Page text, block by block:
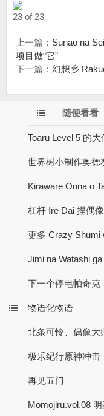
23 of 23
上一篇： Sunao na
项目做“它”
下一篇： 幻想乡
随便看看
Toaru Level 5 的大
世界树小制作奥德
Kiraware Onna o
杠杆 Ire Dai 捏偶
更多 Crazy Shumi
Jimi na Watashi
下一个停电帕奇克
物语化物语
北条可怜、偶像大
极乐纪行原神冲击
再见五门
Momojiru.vol.08